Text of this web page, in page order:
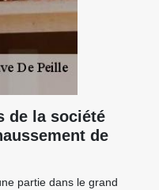
de la société
de
partie dans le grand